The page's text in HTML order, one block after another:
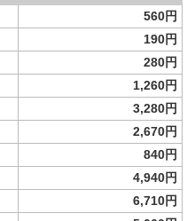
560円
190円
280円
1,260円
3,280円
2,670円
840円
4,940円
6,710円